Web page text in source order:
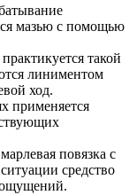
мазью с помощью
такой
линиментом
ход.
применяется
повязка с
средство
ощущений.